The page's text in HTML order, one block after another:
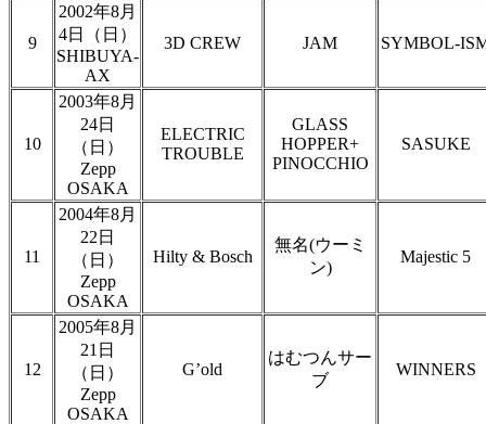
9
2002年8月
4日（日）
SHIBUYA-
AX
3D CREW JAM SYMBOL-
10
2003年8月
24日
（日）
Zepp
OSAKA
ELECTRIC
TROUBLE
GLASS
HOPPER+
PINOCCHIO
SASUKE
11
2004年8月
22日
（日）
Zepp
OSAKA
Hilty & Bosch
無名(ウーミ
ン)
Majestic 5
12
2005年8月
21日
（日）
Zepp
OSAKA
G’old
はむつんサー
ブ
WINNERS